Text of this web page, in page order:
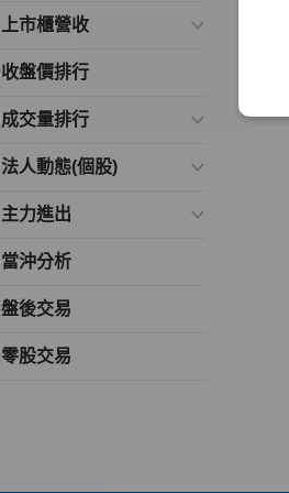
上市櫃營收
收盤價排行
成交量排行
法人動態(個股)
主力進出
當沖分析
盤後交易
零股交易